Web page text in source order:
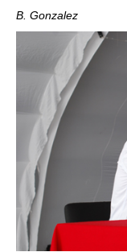
B. Gonzalez